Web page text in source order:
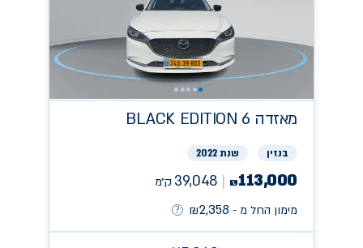
מאזדה BLACK EDITION 6
בנזין שנת 2022
₪113,000
39,048 ק״מ
מימון החל מ -
₪2,358